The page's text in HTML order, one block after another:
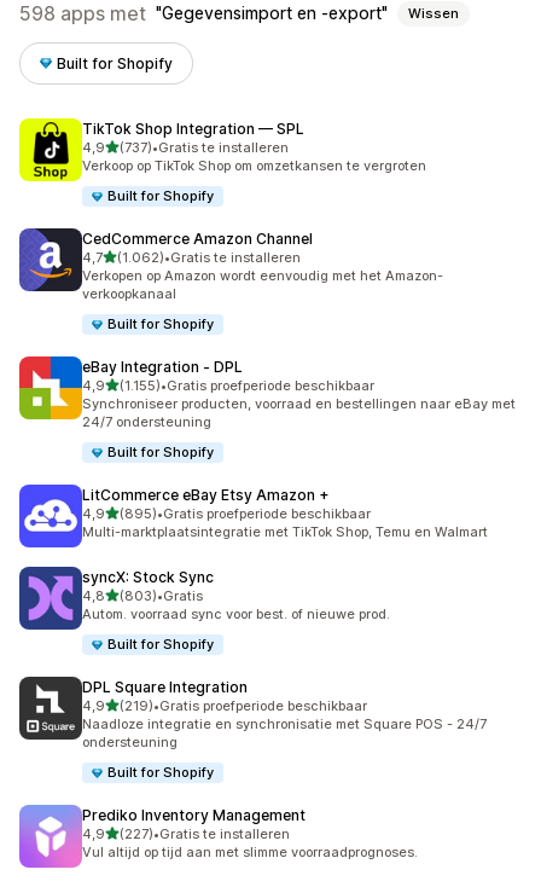
598 apps met Gegevensimport en -export Wissen
Built for Shopify
TikTok Shop Integration — SPL
4,9van 5 sterren
(737)
737 recensies in totaal
•Gratis te installeren
Verkoop op TikTok Shop om omzetkansen te vergroten
Built for Shopify
CedCommerce Amazon Channel
4,7van 5 sterren
(1.062)
1062 recensies in totaal
•Gratis te installeren
Verkopen op Amazon wordt eenvoudig met het Amazon-
verkoopkanaal
Built for Shopify
eBay Integration ‑ DPL
4,9van 5 sterren
(1.155)
1155 recensies in totaal
•Gratis proefperiode beschikbaar
Synchroniseer producten, voorraad en bestellingen naar eBay met
24/7 ondersteuning
Built for Shopify
LitCommerce eBay Etsy Amazon +
4,9van 5 sterren
(895)
895 recensies in totaal
•Gratis proefperiode beschikbaar
Multi-marktplaatsintegratie met TikTok Shop, Temu en Walmart
syncX: Stock Sync
4,8van 5 sterren
(803)
803 recensies in totaal
•Gratis
Autom. voorraad sync voor best. of nieuwe prod.
Built for Shopify
DPL Square Integration
4,9van 5 sterren
(219)
219 recensies in totaal
•Gratis proefperiode beschikbaar
Naadloze integratie en synchronisatie met Square POS - 24/7
ondersteuning
Built for Shopify
Prediko Inventory Management
4,9van 5 sterren
(227)
227 recensies in totaal
•Gratis te installeren
Vul altijd op tijd aan met slimme voorraadprognoses.